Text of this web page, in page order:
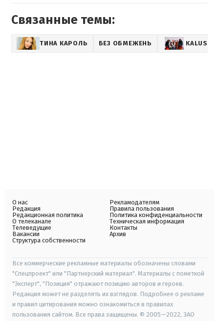
Связанные темы:
ТИНА КАРОЛЬ БЕЗ ОБМЕЖЕНЬ KALUSH
О нас
Редакция
Редакционная политика
О телеканале
Телеведущие
Вакансии
Структура собственности
Рекламодателям
Правила пользования
Политика конфиденциальности
Техническая информация
Контакты
Архив
Все коммерческие рекламные материалы обозначены словами
"Спецпроект" или "Партнерский материал". Материалы с пометкой
"Эксперт", "Позиция" отражают позицию авторов и героев.
Редакция может не разделять их взглядов. Подробнее о рекламе
и правил цитирования можно ознакомиться в правилах
пользования сайтом. Все права защищены. © 2005—2022, ЗАО